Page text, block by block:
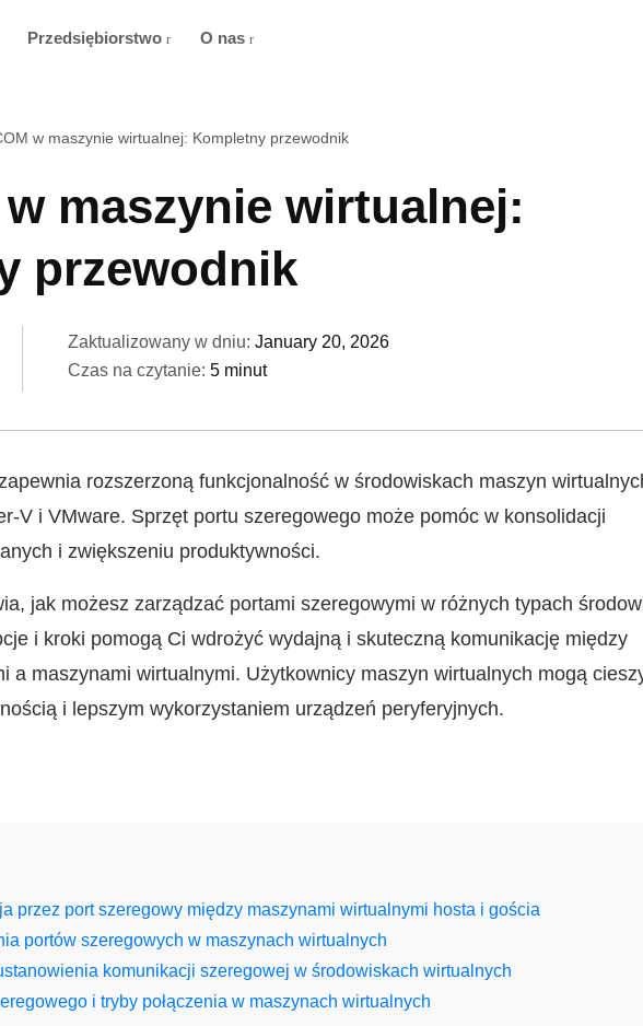
Przedsiębiorstwo O nas
w maszynie wirtualnej: Kompletny przewodnik
maszynie wirtualnej:
przewodnik
Zaktualizowany w dniu: January 20, 2026
Czas na czytanie: 5 minut
rozszerzoną funkcjonalność w środowiskach maszyn
V i VMware. Sprzęt portu szeregowego może pomóc w konsolidacji
i zwiększeniu produktywności.
jak możesz zarządzać portami szeregowymi w różnych typach
i kroki pomogą Ci wdrożyć wydajną i skuteczną komunikację między
a maszynami wirtualnymi. Użytkownicy maszyn wirtualnych mogą
i lepszym wykorzystaniem urządzeń peryferyjnych.
przez port szeregowy między maszynami wirtualnymi hosta i gościa
portów szeregowych w maszynach wirtualnych
komunikacji szeregowej w środowiskach wirtualnych
i tryby połączenia w maszynach wirtualnych